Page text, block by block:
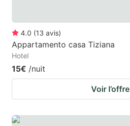
4.0 (13 avis)
Appartamento casa Tiziana
Hotel
15€ /nuit
Voir l’offre